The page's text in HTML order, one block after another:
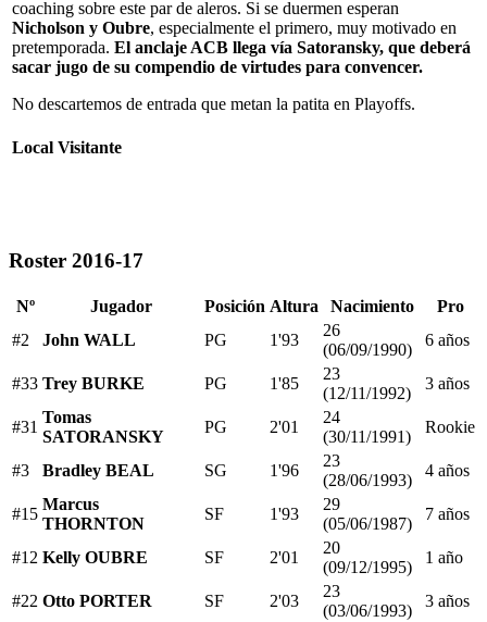
coaching sobre este par de aleros. Si se duermen esperan
Nicholson y Oubre, especialmente el primero, muy motivado en
pretemporada. El anclaje ACB llega vía Satoransky, que deberá
sacar jugo de su compendio de virtudes para convencer.
No descartemos de entrada que metan la patita en Playoffs.
Local Visitante
Roster 2016-17
Nº Jugador Posición Altura Nacimiento
Pro
#2
John WALL PG 1'93
26
(06/09/1990)
6 años
#33 Trey BURKE PG 1'85
23
(12/11/1992)
3 años
#31
Tomas
SATORANSKY
PG 2'01
24
(30/11/1991)
Rookie
#3 Bradley BEAL SG 1'96
23
(28/06/1993)
4 años
#15
Marcus
THORNTON
SF 1'93
29
(05/06/1987)
7 años
#12 Kelly OUBRE SF 2'01
20
(09/12/1995)
1 año
#22 Otto PORTER SF 2'03
23
(03/06/1993)
3 años